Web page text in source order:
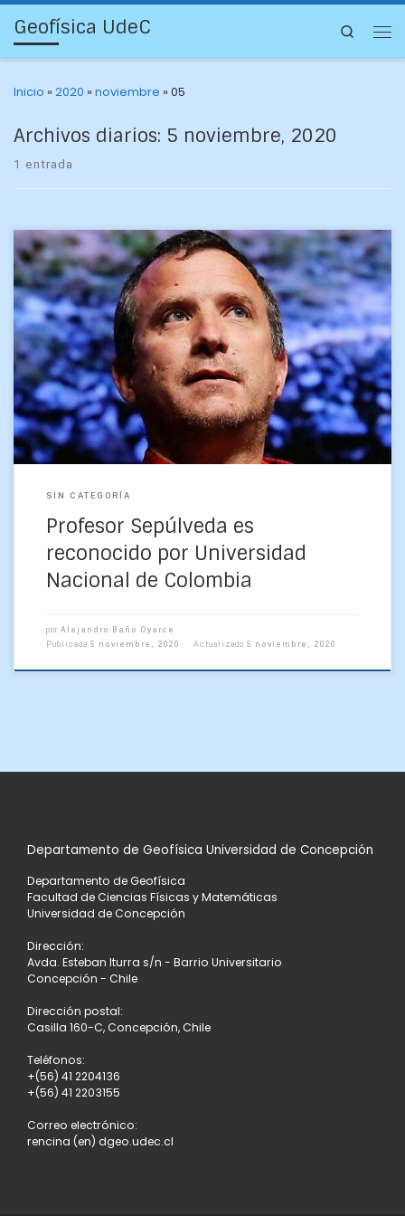
Geofísica UdeC Search
Inicio »2020 »noviembre »05
Archivos diarios: 5 noviembre, 2020
1 entrada
El académico e investigador Dr. Andrés Sepúlveda Allende
fue reconocido por su participación como jurado de un
proyecto de tesis de doctorado de Ingeniería – […]
SIN CATEGORÍA
Profesor Sepúlveda es
reconocido por Universidad
Nacional de Colombia
por Alejandro Baño Oyarce
Publicada 5 noviembre, 2020 Actualizado 5 noviembre, 2020
Departamento de Geofísica Universidad de Concepción
Departamento de Geofísica
Facultad de Ciencias Físicas y Matemáticas
Universidad de Concepción
Dirección:
Avda. Esteban Iturra s/n - Barrio Universitario
Concepción - Chile
Dirección postal:
Casilla 160-C, Concepción, Chile
Teléfonos:
+(56) 41 2204136
+(56) 41 2203155
Correo electrónico:
rencina (en) dgeo.udec.cl